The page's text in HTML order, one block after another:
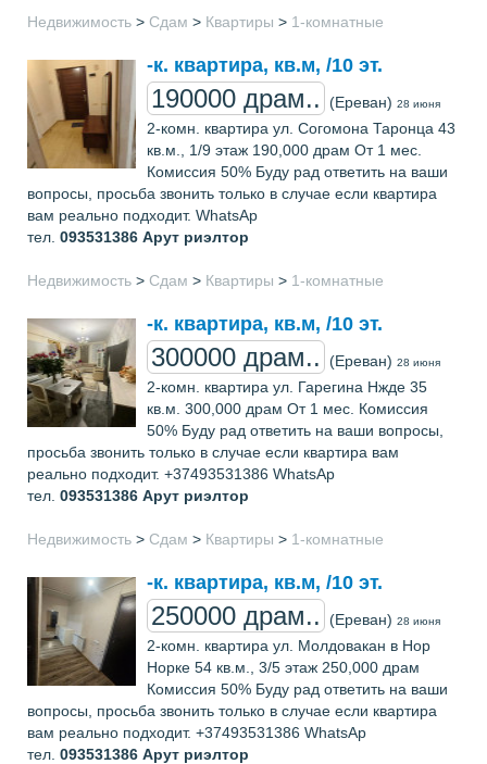
Недвижимость > Сдам > Квартиры > 1-комнатные
-к. квартира, кв.м, /10 эт.
190000 драм.. (Ереван) 28 июня
2-комн. квартира ул. Согомона Таронца 43
кв.м., 1/9 этаж 190,000 драм От 1 мес.
Комиссия 50% Буду рад ответить на ваши
вопросы, просьба звонить только в случае если квартира
вам реально подходит. WhatsAp
тел. 093531386 Арут риэлтор
Недвижимость > Сдам > Квартиры > 1-комнатные
-к. квартира, кв.м, /10 эт.
300000 драм.. (Ереван) 28 июня
2-комн. квартира ул. Гарегина Нжде 35
кв.м. 300,000 драм От 1 мес. Комиссия
50% Буду рад ответить на ваши вопросы,
просьба звонить только в случае если квартира вам
реально подходит. +37493531386 WhatsAp
тел. 093531386 Арут риэлтор
Недвижимость > Сдам > Квартиры > 1-комнатные
-к. квартира, кв.м, /10 эт.
250000 драм.. (Ереван) 28 июня
2-комн. квартира ул. Молдовакан в Нор
Норке 54 кв.м., 3/5 этаж 250,000 драм
Комиссия 50% Буду рад ответить на ваши
вопросы, просьба звонить только в случае если квартира
вам реально подходит. +37493531386 WhatsAp
тел. 093531386 Арут риэлтор